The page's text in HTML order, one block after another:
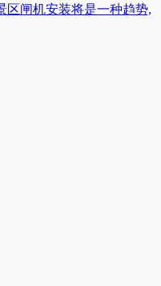
区闸机安装将是一种趋势,